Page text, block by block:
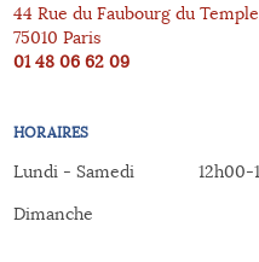
44 Rue du Faubourg du Temple
75010 Paris
01 48 06 62 09
HORAIRES
Lundi - Samedi
Dimanche
12h00-